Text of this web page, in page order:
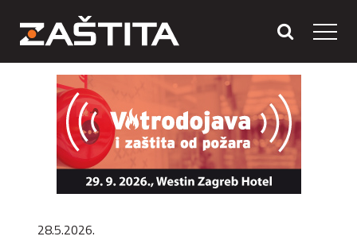
28.5.2026.